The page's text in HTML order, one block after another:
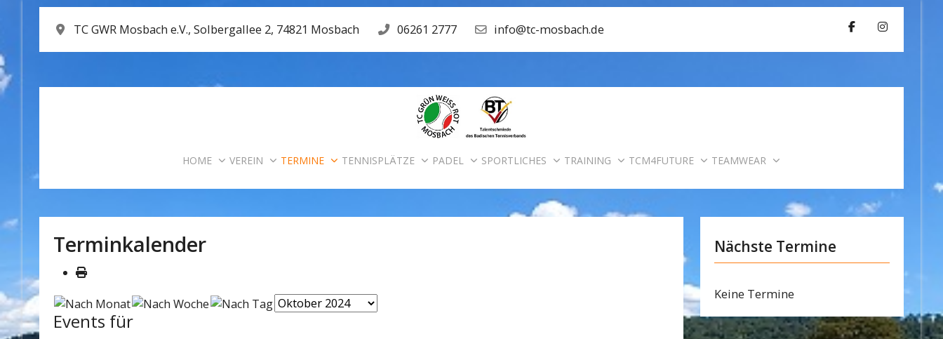
TC GWR Mosbach e.V., Solbergallee 2, 74821 Mosbach 06261 2777 info@tc-mosbach.de
HOME VEREIN TERMINE TENNISPLÄTZE PADEL SPORTLICHES TRAINING TCM4FUTURE TEAMWEAR
Terminkalender
Events für
Nächste Termine
Keine Termine